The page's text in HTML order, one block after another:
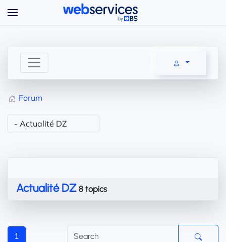
Forum
Actualité DZ 8 topics
1